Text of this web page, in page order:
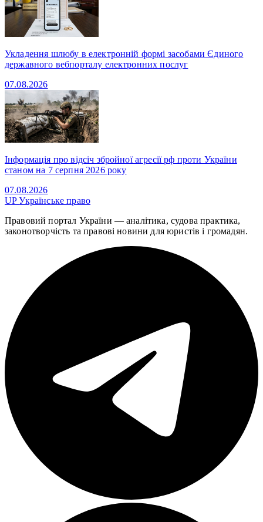
Укладення шлюбу в електронній формі засобами Єдиного
державного вебпорталу електронних послуг
07.08.2026
Інформація про відсіч збройної агресії рф проти України
станом на 7 серпня 2026 року
07.08.2026
UPУкраїнське право
Правовий портал України — аналітика, судова практика,
законотворчість та правові новини для юристів і громадян.